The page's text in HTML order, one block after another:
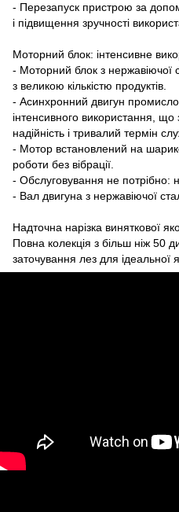
- Перезапуск пристрою за
і підвищення зручності
Моторний блок: інтенсивне
- Моторний блок з нержавіючої
з великою кількістю продуктів.
- Асинхронний двигун
інтенсивного використання,
надійність і тривалий термін
- Мотор встановлений на
роботи без вібрації.
- Обслуговування не потрібно:
- Вал двигуна з нержавіючої
Надточна нарізка виняткової
Повна колекція з більш ніж 50
заточування лез для ідеальної